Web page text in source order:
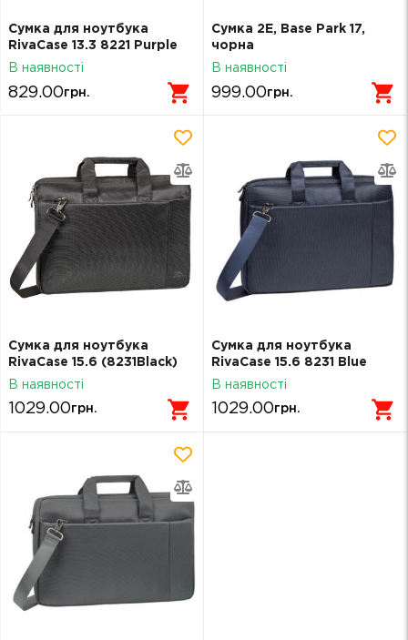
Сумка для ноутбука
RivaCase 13.3 8221 Purple
(8221Purple)
В наявності
829.00грн.
Сумка 2E, Base Park 17,
чорна
В наявності
999.00грн.
Сумка для ноутбука
RivaCase 15.6 (8231Black)
В наявності
1029.00 грн.
Сумка для ноутбука
RivaCase 15.6 8231 Blue
(8231Blue)
В наявності
1029.00 грн.